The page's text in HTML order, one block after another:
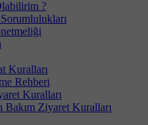
?
Kuralları
Rehberi
Kuralları
Bakım Ziyaret Kuralları